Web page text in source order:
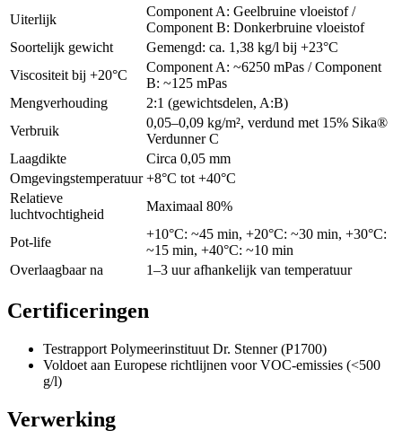
Uiterlijk
Component A: Geelbruine vloeistof /
Component B: Donkerbruine vloeistof
Soortelijk gewicht
Gemengd: ca. 1,38 kg/l bij +23°C
Viscositeit bij +20°C
Component A: ~6250 mPas / Component
B: ~125 mPas
Mengverhouding
2:1 (gewichtsdelen, A:B)
Verbruik
0,05–0,09 kg/m², verdund met 15% Sika®
Verdunner C
Laagdikte
Circa 0,05 mm
Omgevingstemperatuur +8°C tot +40°C
Relatieve
luchtvochtigheid
Maximaal 80%
Pot-life
+10°C: ~45 min, +20°C: ~30 min, +30°C:
~15 min, +40°C: ~10 min
Overlaagbaar na
1–3 uur afhankelijk van temperatuur
Certificeringen
Testrapport Polymeerinstituut Dr. Stenner (P1700)
Voldoet aan Europese richtlijnen voor VOC-emissies (<500
g/l)
Verwerking